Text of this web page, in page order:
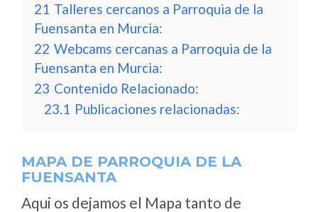
21 Talleres cercanos a Parroquia de la
Fuensanta en Murcia:
22 Webcams cercanas a Parroquia de la
Fuensanta en Murcia:
23 Contenido Relacionado:
23.1 Publicaciones relacionadas:
MAPA DE PARROQUIA DE LA
FUENSANTA
Aqui os dejamos el Mapa tanto de